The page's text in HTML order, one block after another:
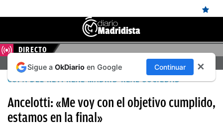
ÚLTIMAS
NOTICIAS
MADRID
BALONCESTO
DIRECTO
FERENCVAROS – REAL MADRID, EN DIRECTO HOY
COPA DEL REY: REAL MADRID-REAL SOCIEDAD
Ancelotti: «Me voy con el objetivo cumplido,
estamos en la final»
Sigue a OkDiario en Google Continuar ✕